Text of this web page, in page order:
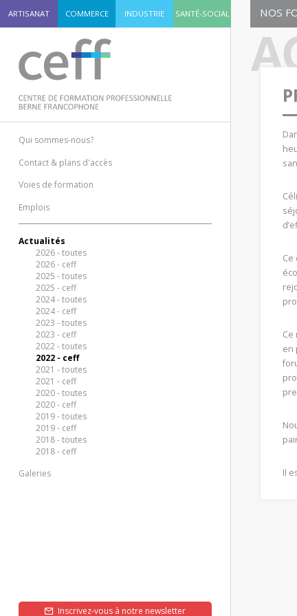
NOS
Ce
Ce
en
Il
ARTISANAT COMMERCE INDUSTRIE SANTÉ-SOCIAL
Qui sommes-nous?
Contact & plans d'accès
Voies de formation
Emplois
Actualités
2026 - toutes
2026 - ceff
2025 - toutes
2025 - ceff
2024 - toutes
2024 - ceff
2023 - toutes
2023 - ceff
2022 - toutes
2022 - ceff
2021 - toutes
2021 - ceff
2020 - toutes
2020 - ceff
2019 - toutes
2019 - ceff
2018 - toutes
2018 - ceff
Galeries
Inscrivez-vous à notre newsletter
En
Les
En
Deux